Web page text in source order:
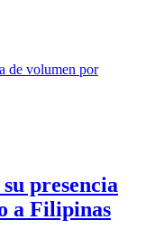
presencia
a Filipinas